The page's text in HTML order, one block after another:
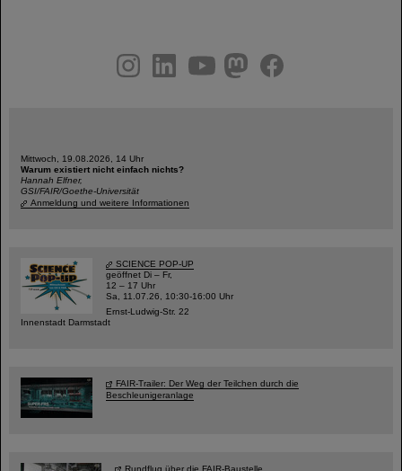
youtubehelmholtz.socialfacebook
Mittwoch, 19.08.2026, 14 Uhr
Warum existiert nicht einfach nichts?
Hannah Elfner,
GSI/FAIR/Goethe-Universität
Anmeldung und weitere Informationen
SCIENCE POP-UP
geöffnet Di – Fr,
12 – 17 Uhr
Sa, 11.07.26, 10:30-16:00 Uhr
Ernst-Ludwig-Str. 22
Innenstadt Darmstadt
FAIR-Trailer: Der Weg der Teilchen durch die
Beschleunigeranlage
Rundflug über die FAIR-Baustelle